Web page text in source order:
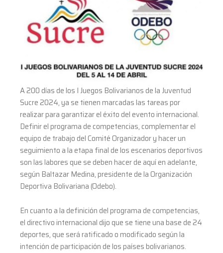
A 200 días de los I Juegos Bolivarianos de la Juventud
Sucre 2024, ya se tienen marcadas las tareas por
realizar para garantizar el éxito del evento internacional.
Definir el programa de competencias, complementar el
equipo de trabajo del Comité Organizador y hacer un
seguimiento a la etapa final de los escenarios deportivos
son las labores que se deben hacer de aquí en adelante,
según Baltazar Medina, presidente de la Organización
Deportiva Bolivariana (Odebo).
En cuanto a la definición del programa de competencias,
el directivo internacional dijo que se tiene una base de 24
deportes, que será ratificado o modificado según la
intención de participación de los países bolivarianos.